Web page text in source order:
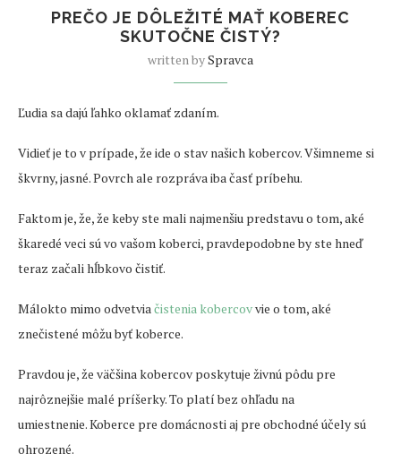
PREČO JE DÔLEŽITÉ MAŤ KOBEREC
SKUTOČNE ČISTÝ?
written bySpravca
Ľudia sa dajú ľahko oklamať zdaním.
Vidieť je to v prípade, že ide o stav našich kobercov. Všimneme si
škvrny, jasné. Povrch ale rozpráva iba časť príbehu.
Faktom je, že, že keby ste mali najmenšiu predstavu o tom, aké
škaredé veci sú vo vašom koberci, pravdepodobne by ste hneď
teraz začali hĺbkovo čistiť.
Málokto mimo odvetviačistenia kobercovvie o tom, aké
znečistené môžu byť koberce.
Pravdou je, že väčšina kobercov poskytuje živnú pôdu pre
najrôznejšie malé príšerky. To platí bez ohľadu na
umiestnenie. Koberce pre domácnosti aj pre obchodné účely sú
ohrozené.